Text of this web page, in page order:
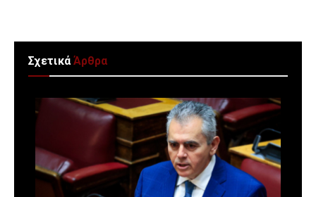
ΣχετικάΆρθρα